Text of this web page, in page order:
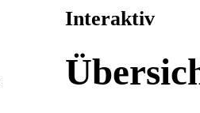
Interaktiv